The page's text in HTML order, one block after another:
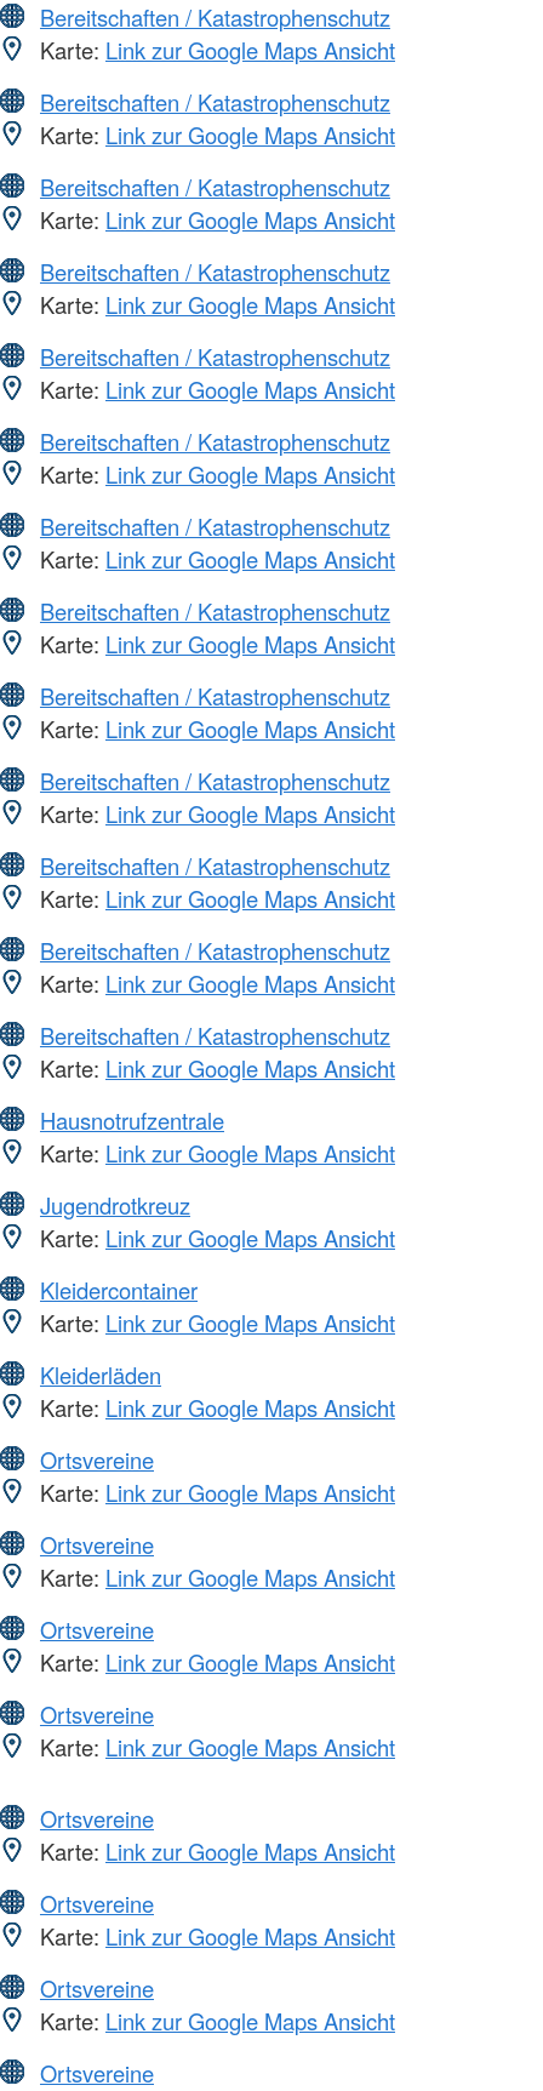
Bereitschaften / Katastrophenschutz
Karte: Link zur Google Maps Ansicht
Bereitschaften / Katastrophenschutz
Karte: Link zur Google Maps Ansicht
Bereitschaften / Katastrophenschutz
Karte: Link zur Google Maps Ansicht
Bereitschaften / Katastrophenschutz
Karte: Link zur Google Maps Ansicht
Bereitschaften / Katastrophenschutz
Karte: Link zur Google Maps Ansicht
Bereitschaften / Katastrophenschutz
Karte: Link zur Google Maps Ansicht
Bereitschaften / Katastrophenschutz
Karte: Link zur Google Maps Ansicht
Bereitschaften / Katastrophenschutz
Karte: Link zur Google Maps Ansicht
Bereitschaften / Katastrophenschutz
Karte: Link zur Google Maps Ansicht
Bereitschaften / Katastrophenschutz
Karte: Link zur Google Maps Ansicht
Bereitschaften / Katastrophenschutz
Karte: Link zur Google Maps Ansicht
Bereitschaften / Katastrophenschutz
Karte: Link zur Google Maps Ansicht
Bereitschaften / Katastrophenschutz
Karte: Link zur Google Maps Ansicht
Hausnotrufzentrale
Karte: Link zur Google Maps Ansicht
Jugendrotkreuz
Karte: Link zur Google Maps Ansicht
Kleidercontainer
Karte: Link zur Google Maps Ansicht
Kleiderläden
Karte: Link zur Google Maps Ansicht
Ortsvereine
Karte: Link zur Google Maps Ansicht
Ortsvereine
Karte: Link zur Google Maps Ansicht
Ortsvereine
Karte: Link zur Google Maps Ansicht
Ortsvereine
Karte: Link zur Google Maps Ansicht
Ortsvereine
Karte: Link zur Google Maps Ansicht
Ortsvereine
Karte: Link zur Google Maps Ansicht
Ortsvereine
Karte: Link zur Google Maps Ansicht
Ortsvereine